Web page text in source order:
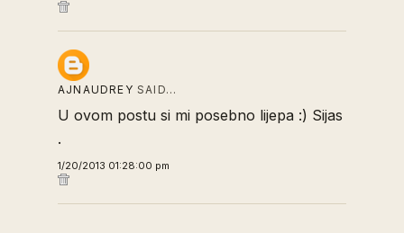
AJNAUDREY SAID…
U ovom postu si mi posebno lijepa :) Sijas
.
1/20/2013 01:28:00 pm